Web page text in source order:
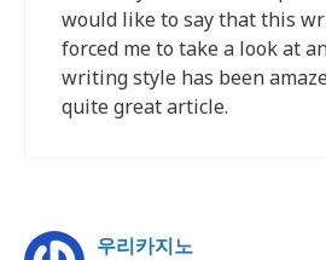
would like to say that this
forced me to take a look at
writing style has been
quite great article.
우리카지노